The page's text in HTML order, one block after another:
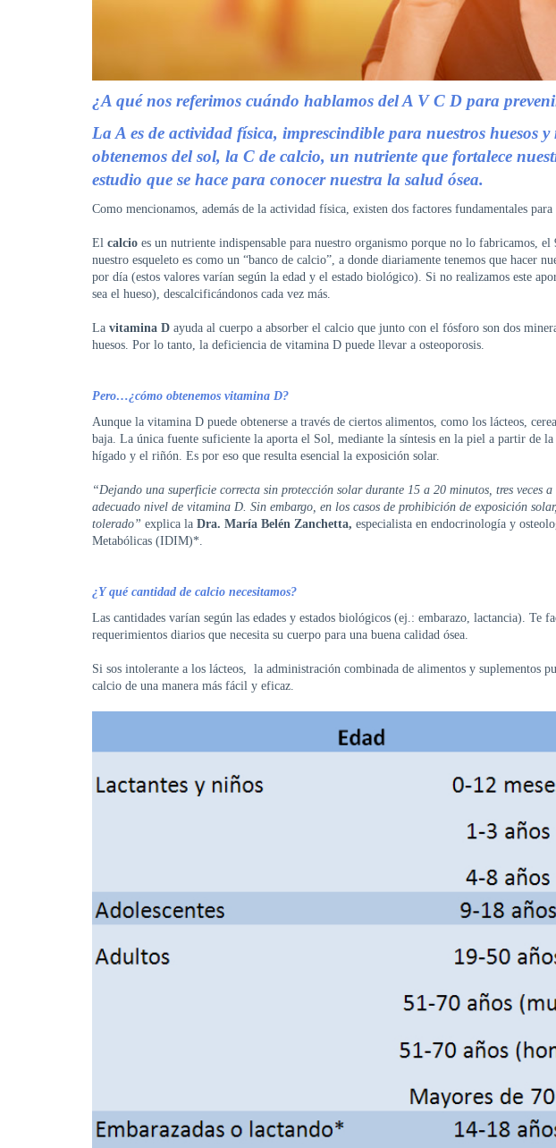
¿A qué nos referimos cuándo hablamos del A V C D para
La A es de actividad física, imprescindible para nuestros huesos y
obtenemos del sol, la C de calcio, un nutriente que fortalece
estudio que se hace para conocer nuestra la salud ósea.
Como mencionamos, además de la actividad física, existen dos factores fundamentales
El calcio es un nutriente indispensable para nuestro organismo porque no lo fabricamos, el
nuestro esqueleto es como un “banco de calcio”, a donde diariamente tenemos que hacer
por día (estos valores varían según la edad y el estado biológico). Si no realizamos este
sea el hueso), descalcificándonos cada vez más.
La vitamina D ayuda al cuerpo a absorber el calcio que junto con el fósforo son dos
huesos. Por lo tanto, la deficiencia de vitamina D puede llevar a osteoporosis.
Pero…¿cómo obtenemos vitamina D?
Aunque la vitamina D puede obtenerse a través de ciertos alimentos, como los lácteos,
baja. La única fuente suficiente la aporta el Sol, mediante la síntesis en la piel a partir de
hígado y el riñón. Es por eso que resulta esencial la exposición solar.
“Dejando una superficie correcta sin protección solar durante 15 a 20 minutos, tres veces
adecuado nivel de vitamina D. Sin embargo, en los casos de prohibición de exposición
tolerado” explica la Dra. María Belén Zanchetta, especialista en endocrinología y
Metabólicas (IDIM)*.
¿Y qué cantidad de calcio necesitamos?
Las cantidades varían según las edades y estados biológicos (ej.: embarazo, lactancia). Te
requerimientos diarios que necesita su cuerpo para una buena calidad ósea.
Si sos intolerante a los lácteos, la administración combinada de alimentos y suplementos
calcio de una manera más fácil y eficaz.